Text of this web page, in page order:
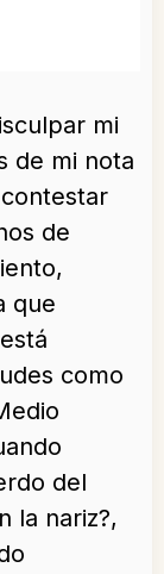
mi
de mi nota
de
que
como
del
la nariz?,